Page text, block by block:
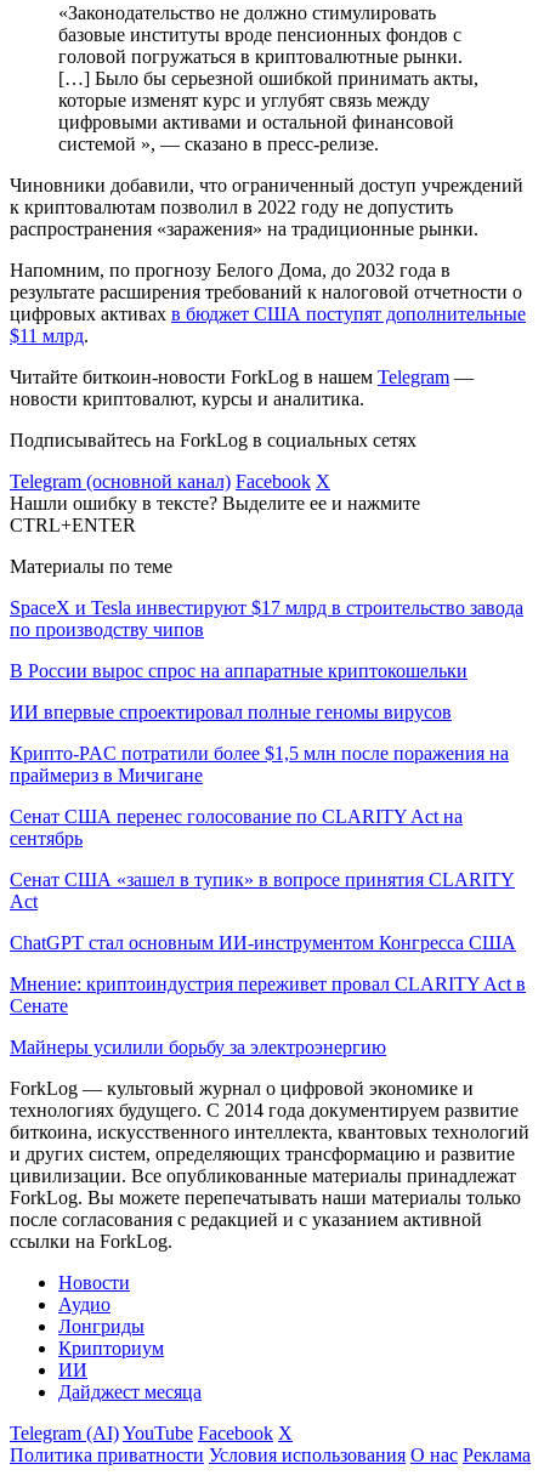
«Законодательство не должно стимулировать
базовые институты вроде пенсионных фондов с
головой погружаться в криптовалютные рынки.
[…] Было бы серьезной ошибкой принимать акты,
которые изменят курс и углубят связь между
цифровыми активами и остальной финансовой
системой », — сказано в пресс-релизе.
Чиновники добавили, что ограниченный доступ учреждений
к криптовалютам позволил в 2022 году не допустить
распространения «заражения» на традиционные рынки.
Напомним, по прогнозу Белого Дома, до 2032 года в
результате расширения требований к налоговой отчетности о
цифровых активах в бюджет США поступят дополнительные
$11 млрд.
Читайте биткоин-новости ForkLog в нашем Telegram —
новости криптовалют, курсы и аналитика.
Подписывайтесь на ForkLog в социальных сетях
Telegram (основной канал) Facebook X
Нашли ошибку в тексте? Выделите ее и нажмите
CTRL+ENTER
Материалы по теме
SpaceX и Tesla инвестируют $17 млрд в строительство завода
по производству чипов
В России вырос спрос на аппаратные криптокошельки
ИИ впервые спроектировал полные геномы вирусов
Крипто-PAC потратили более $1,5 млн после поражения на
праймериз в Мичигане
Сенат США перенес голосование по CLARITY Act на
сентябрь
Сенат США «зашел в тупик» в вопросе принятия CLARITY
Act
ChatGPT стал основным ИИ-инструментом Конгресса США
Мнение: криптоиндустрия переживет провал CLARITY Act в
Сенате
Майнеры усилили борьбу за электроэнергию
ForkLog — культовый журнал о цифровой экономике и
технологиях будущего. С 2014 года документируем развитие
биткоина, искусственного интеллекта, квантовых технологий
и других систем, определяющих трансформацию и развитие
цивилизации. Все опубликованные материалы принадлежат
ForkLog. Вы можете перепечатывать наши материалы только
после согласования с редакцией и с указанием активной
ссылки на ForkLog.
Новости
Аудио
Лонгриды
Крипториум
ИИ
Дайджест месяца
Telegram (AI)YouTube Facebook X
Политика приватности Условия использования О нас Реклама